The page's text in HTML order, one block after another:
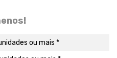
ou mais *